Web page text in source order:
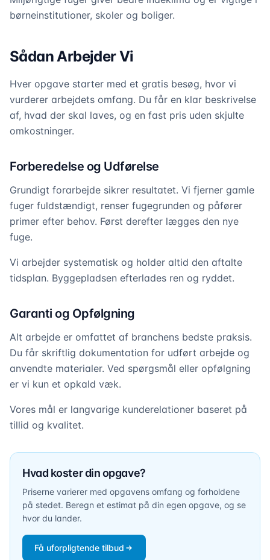
børneinstitutioner, skoler og boliger.
Sådan Arbejder Vi
Hver opgave starter med et gratis besøg, hvor vi
vurderer arbejdets omfang. Du får en klar beskrivelse
af, hvad der skal laves, og en fast pris uden skjulte
omkostninger.
Forberedelse og Udførelse
Grundigt forarbejde sikrer resultatet. Vi fjerner gamle
fuger fuldstændigt, renser fugegrunden og påfører
primer efter behov. Først derefter lægges den nye
fuge.
Vi arbejder systematisk og holder altid den aftalte
tidsplan. Byggepladsen efterlades ren og ryddet.
Garanti og Opfølgning
Alt arbejde er omfattet af branchens bedste praksis.
Du får skriftlig dokumentation for udført arbejde og
anvendte materialer. Ved spørgsmål eller opfølgning
er vi kun et opkald væk.
Vores mål er langvarige kunderelationer baseret på
tillid og kvalitet.
Hvad koster din opgave?
Priserne varierer med opgavens omfang og forholdene
på stedet. Beregn et estimat på din egen opgave, og se
hvor du lander.
Få uforpligtende tilbud